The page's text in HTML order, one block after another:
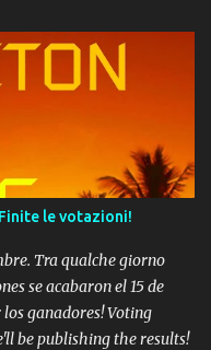
Finite le votazioni!
Tra qualche giorno
se acabaron el 15 de
ganadores! Voting
be publishing the results!